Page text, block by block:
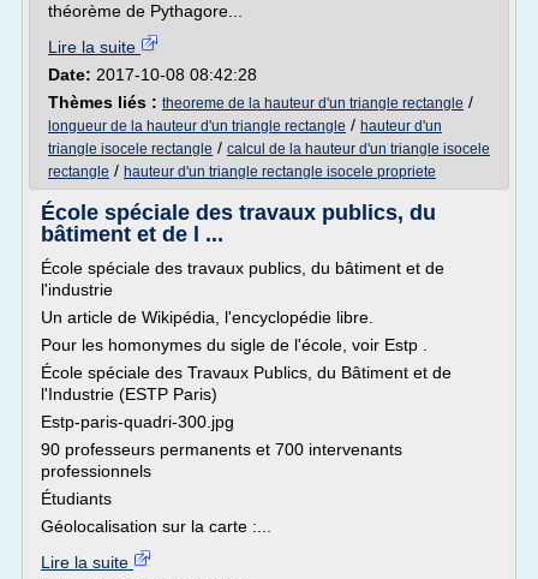
théorème de Pythagore...
Lire la suite
Date: 2017-10-08 08:42:28
Thèmes liés : theoreme de la hauteur d'un triangle rectangle /
longueur de la hauteur d'un triangle rectangle / hauteur d'un
triangle isocele rectangle / calcul de la hauteur d'un triangle isocele
rectangle / hauteur d'un triangle rectangle isocele propriete
École spéciale des travaux publics, du
bâtiment et de l ...
École spéciale des travaux publics, du bâtiment et de
l'industrie
Un article de Wikipédia, l'encyclopédie libre.
Pour les homonymes du sigle de l'école, voir Estp .
École spéciale des Travaux Publics, du Bâtiment et de
l'Industrie (ESTP Paris)
Estp-paris-quadri-300.jpg
90 professeurs permanents et 700 intervenants
professionnels
Étudiants
Géolocalisation sur la carte :...
Lire la suite